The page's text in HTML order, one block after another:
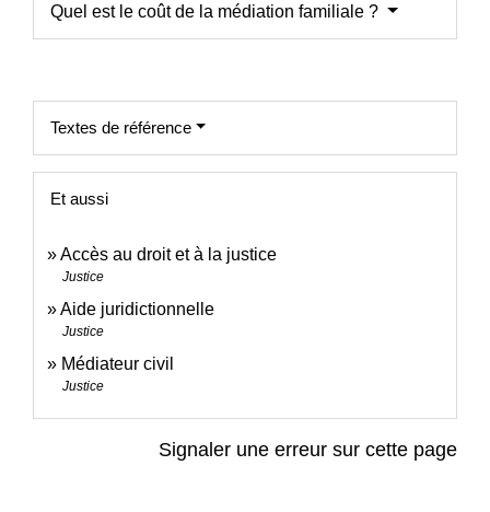
Quel est le coût de la médiation familiale ?
Textes de référence
Et aussi
Accès au droit et à la justice
Justice
Aide juridictionnelle
Justice
Médiateur civil
Justice
Signaler une erreur sur cette page